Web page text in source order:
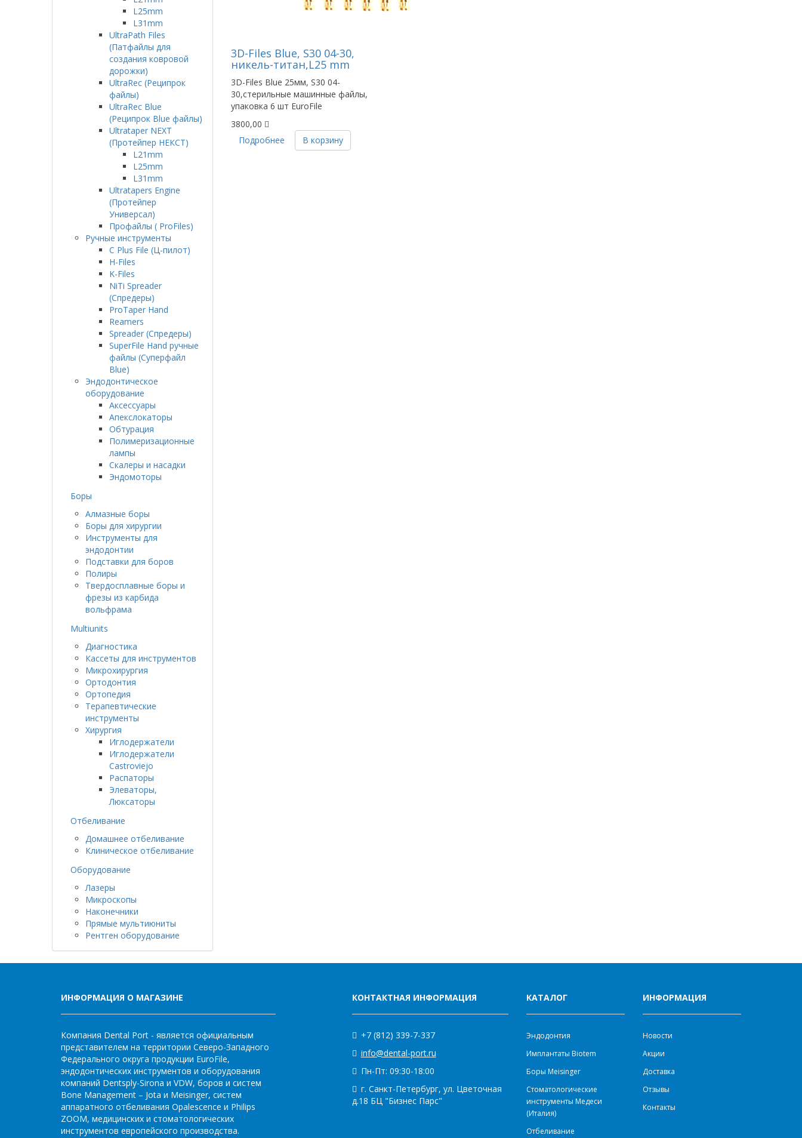
L25mm
L31mm
UltraPath Files
(Патфайлы для
создания ковровой
дорожки)
UltraRec (Реципрок
файлы)
UltraRec Blue
(Реципрок Blue файлы)
Ultrataper NEXT
(Протейпер НЕКСТ)
L21mm
L25mm
L31mm
Ultratapers Engine
(Протейпер
Универсал)
Профайлы ( ProFiles)
Ручные инструменты
C Plus File (Ц-пилот)
H-Files
K-Files
NiTi Spreader
(Спредеры)
ProTaper Hand
Reamers
Spreader (Спредеры)
SuperFile Hand ручные
файлы (Суперфайл
Blue)
Эндодонтическое
оборудование
Аксессуары
Апекслокаторы
Обтурация
Полимеризационные
лампы
Скалеры и насадки
Эндомоторы
Боры
Алмазные боры
Боры для хирургии
Инструменты для
эндодонтии
Подставки для боров
Полиры
Твердосплавные боры и
фрезы из карбида
вольфрама
Multiunits
Диагностика
Кассеты для инструментов
Микрохирургия
Ортодонтия
Ортопедия
Терапевтические
инструменты
Хирургия
Иглодержатели
Иглодержатели
Castroviejo
Распаторы
Элеваторы,
Люксаторы
Отбеливание
Домашнее отбеливание
Клиническое отбеливание
Оборудование
Лазеры
Микроскопы
Наконечники
Прямые мультиюниты
Рентген оборудование
3D-Files Blue, S30 04-30,
никель-титан,L25 mm
3D-Files Blue 25мм, S30 04-
30,стерильные машинные файлы,
упаковка 6 шт EuroFile
3800,00
Подробнее
В корзину
ИНФОРМАЦИЯ О МАГАЗИНЕ
Компания Dental Port - является официальным
представителем на территории Северо-Западного
Федерального округа продукции EuroFile,
эндодонтических инструментов и оборудования
компаний Dentsply-Sirona и VDW, боров и систем
Bone Management – Jota и Meisinger, систем
аппаратного отбеливания Opalescence и Philips
ZOOM, медицинских и стоматологических
инструментов европейского производства.
КОНТАКТНАЯ ИНФОРМАЦИЯ
+7 (812) 339-7-337
info@dental-port.ru
Пн-Пт: 09:30-18:00
г. Санкт-Петербург, ул. Цветочная
д.18 БЦ "Бизнес Парс"
КАТАЛОГ
Эндодонтия
Имплантаты Biotem
Боры Meisinger
Стоматологические
инструменты Медеси
(Италия)
Отбеливание
ИНФОРМАЦИЯ
Новости
Акции
Доставка
Отзывы
Контакты